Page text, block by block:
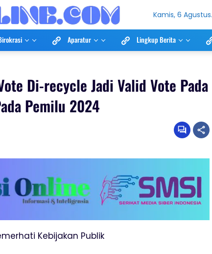
Kamis, 6 Agustus
Aparatur Lingkup Berita
Di-recycle Jadi Valid Vote Pada
Pemilu 2024
Kebijakan Publik